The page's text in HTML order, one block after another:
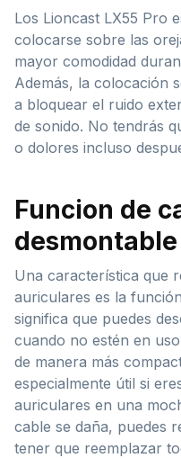
Los Lioncast LX55 Pro
colocarse sobre las
mayor comodidad
Además, la colocación
a bloquear el ruido
de sonido. No tendrás
o dolores incluso
Funcion de
desmontable
Una característica que
auriculares es la
significa que puedes
cuando no estén en
de manera más
especialmente útil si
auriculares en una
cable se daña, puedes
tener que reemplazar